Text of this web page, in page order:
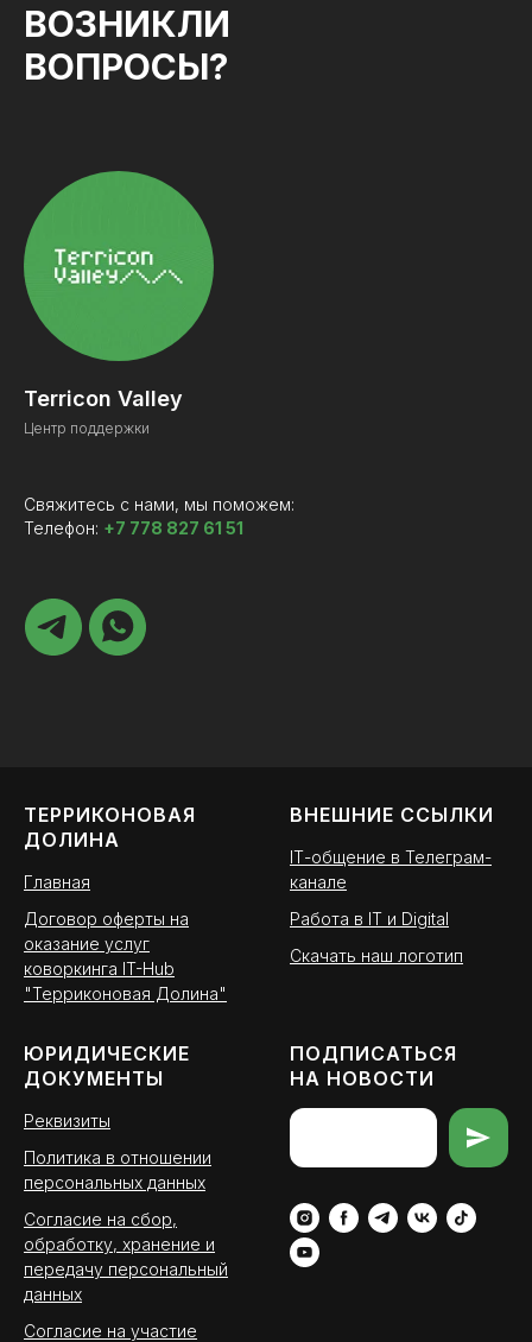
ВОЗНИКЛИ
ВОПРОСЫ?
Terricon Valley
Центр поддержки
Свяжитесь с нами, мы поможем:
Телефон: +7 778 827 61 51
ТЕРРИКОНОВАЯ
ДОЛИНА
Главная
Договор оферты на
оказание услуг
коворкинга IT-Hub
"Терриконовая Долина"
ВНЕШНИЕ ССЫЛКИ
ІТ-общение в Телеграм-
канале
Работа в IT и Digital
Скачать наш логотип
ЮРИДИЧЕСКИЕ
ДОКУМЕНТЫ
Реквизиты
Политика в отношении
персональных данных
Согласие на сбор,
обработку, хранение и
передачу персональный
данных
Согласие на участие
ПОДПИСАТЬСЯ
НА НОВОСТИ